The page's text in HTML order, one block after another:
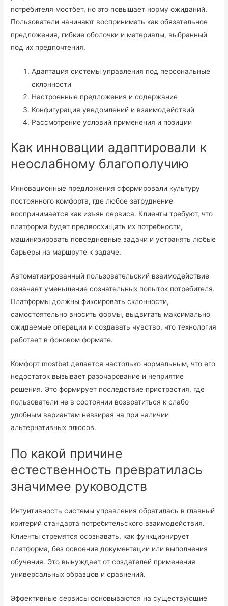
потребителя мостбет, но это повышает норму ожиданий.
Пользователи начинают воспринимать как обязательное
предложения, гибкие оболочки и материалы, выбранный
под их предпочтения.
Адаптация системы управления под персональные
склонности
Настроенные предложения и содержание
Конфигурация уведомлений и взаимодействий
Рассмотрение условий применения и позиции
Как инновации адаптировали к
неослабному благополучию
Инновационные предложения сформировали культуру
постоянного комфорта, где любое затруднение
воспринимается как изъян сервиса. Клиенты требуют, что
платформа будет предвосхищать их потребности,
машинизировать повседневные задачи и устранять любые
барьеры на маршруте к задаче.
Автоматизированный пользовательский взаимодействие
означает уменьшение сознательных попыток потребителя.
Платформы должны фиксировать склонности,
самостоятельно вносить формы, выдвигать максимально
ожидаемые операции и создавать чувство, что технология
работает в фоновом формате.
Комфорт mostbet делается настолько нормальным, что его
недостаток вызывает разочарование и неприятие
решения. Это формирует последствие пристрастия, где
пользователи не в состоянии возвратиться к слабо
удобным вариантам невзирая на при наличии
альтернативных плюсов.
По какой причине
естественность превратилась
значимее руководств
Интуитивность системы управления обратилась в главный
критерий стандарта потребительского взаимодействия.
Клиенты стремятся осознавать, как функционирует
платформа, без освоения документации или выполнения
обучения. Это вынуждает от создателей применения
универсальных образцов и сравнений.
Эффективные сервисы основываются на существующие